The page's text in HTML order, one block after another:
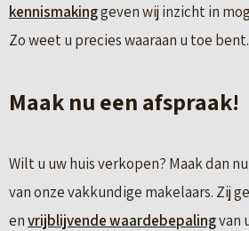
kennismakinggeven wij inzicht in
Zo weet u precies waaraan u toe
Maak nu een afspraak!
Wilt u uw huis verkopen? Maak dan
van onze vakkundige makelaars. Zij
envrijblijvende waardebepalingvan